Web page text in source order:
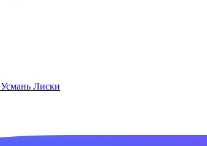
Усмань Лиски